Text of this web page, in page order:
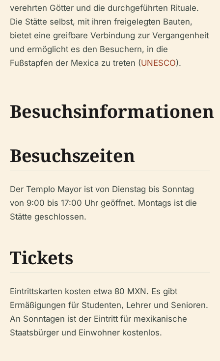
verehrten Götter und die durchgeführten Rituale.
Die Stätte selbst, mit ihren freigelegten Bauten,
bietet eine greifbare Verbindung zur Vergangenheit
und ermöglicht es den Besuchern, in die
Fußstapfen der Mexica zu treten (UNESCO).
Besuchsinformationen
Besuchszeiten
Der Templo Mayor ist von Dienstag bis Sonntag
von 9:00 bis 17:00 Uhr geöffnet. Montags ist die
Stätte geschlossen.
Tickets
Eintrittskarten kosten etwa 80 MXN. Es gibt
Ermäßigungen für Studenten, Lehrer und Senioren.
An Sonntagen ist der Eintritt für mexikanische
Staatsbürger und Einwohner kostenlos.